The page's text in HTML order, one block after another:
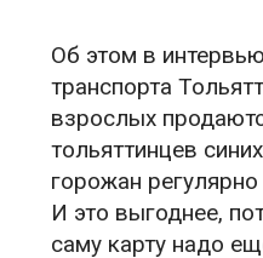
Об этом в
транспорта
взрослых
тольяттинцев
горожан
И это выгоднее,
саму карту надо